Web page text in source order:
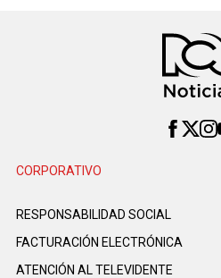
CORPORATIVO
RESPONSABILIDAD SOCIAL
FACTURACIÓN ELECTRÓNICA
ATENCIÓN AL TELEVIDENTE